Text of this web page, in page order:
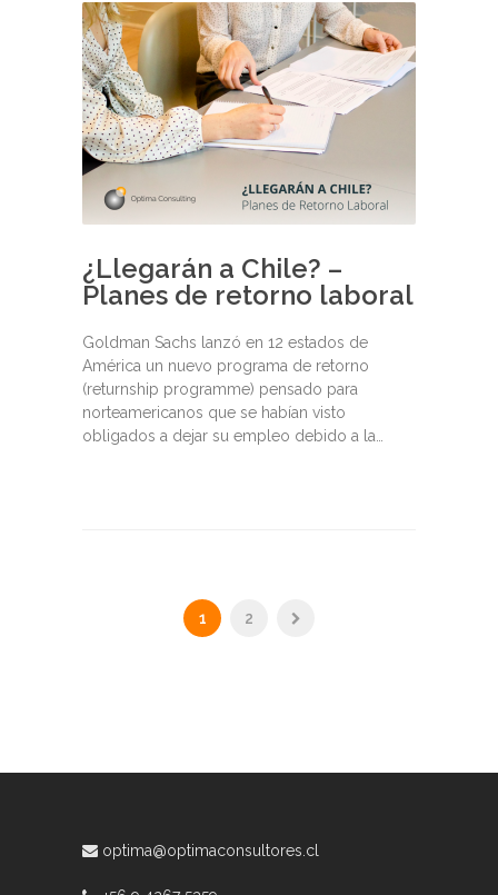
¿Llegarán a Chile? –
Planes de retorno laboral
Goldman Sachs lanzó en 12 estados de
América un nuevo programa de retorno
(returnship programme) pensado para
norteamericanos que se habían visto
obligados a dejar su empleo debido a la…
1 2
optima@optimaconsultores.cl